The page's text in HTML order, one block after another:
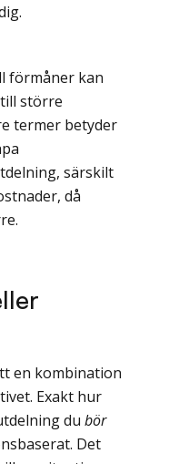
förmåner kan
större
termer betyder
särskilt
då
en kombination
Exakt hur
du bör
Det